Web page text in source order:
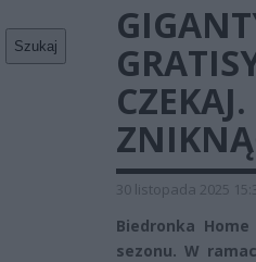
Szukaj
30 listopada 2025
Biedronka
sezonu. W